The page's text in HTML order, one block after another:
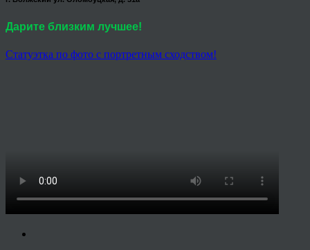
Дарите близким лучшее!
Статуэтка по фото с портретным сходством!